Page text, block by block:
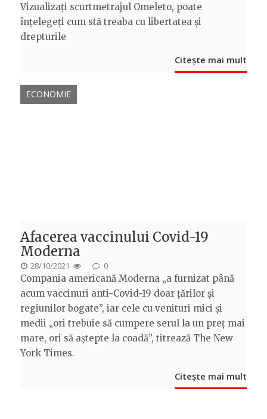
ON
Vizualizați scurtmetrajul Omeleto, poate
înțelegeți cum stă treaba cu libertatea și
drepturile
Citește mai mult
ECONOMIE
Afacerea vaccinului Covid-19
Moderna
POSTED
ON
28/10/2021 0
Compania americană Moderna „a furnizat până
acum vaccinuri anti-Covid-19 doar țărilor și
regiunilor bogate”, iar cele cu venituri mici și
medii „ori trebuie să cumpere serul la un preț mai
mare, ori să aștepte la coadă”, titrează The New
York Times.
Citește mai mult